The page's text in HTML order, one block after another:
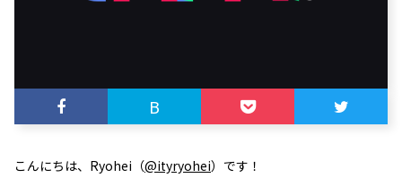
B
こんにちは、Ryohei（@ityryohei）です！